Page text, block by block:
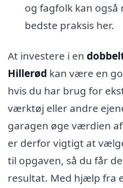
og fagfolk kan også
bedste praksis her.
At investere i en
Hillerød kan være en
hvis du har brug for
værktøj eller andre
garagen øge værdien
er derfor vigtigt at
til opgaven, så du får
resultat. Med hjælp fra